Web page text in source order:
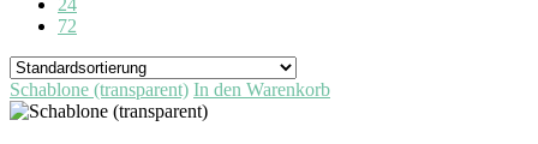
24
72
Schablone (transparent) In den Warenkorb